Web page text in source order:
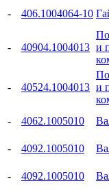
-
406.1004064-10
- 40904.1004013 и
- 40524.1004013 и
- 4062.1005010
-
4092.1005010
-
4092.1005010